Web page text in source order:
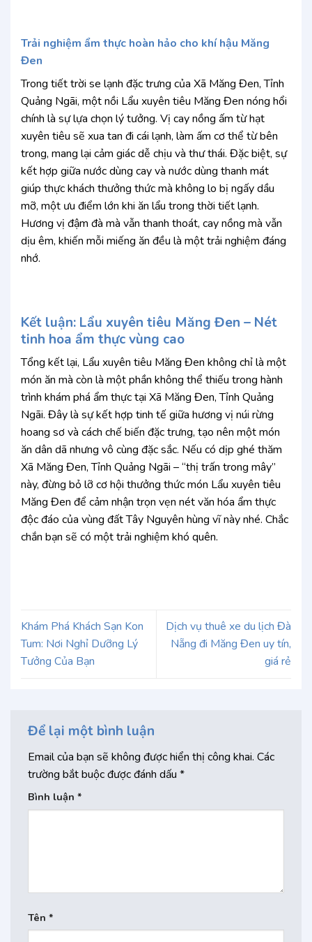
Trải nghiệm ẩm thực hoàn hảo cho khí hậu Măng
Đen
Trong tiết trời se lạnh đặc trưng của Xã Măng Đen, Tỉnh
Quảng Ngãi, một nồi Lẩu xuyên tiêu Măng Đen nóng hổi
chính là sự lựa chọn lý tưởng. Vị cay nồng ấm từ hạt
xuyên tiêu sẽ xua tan đi cái lạnh, làm ấm cơ thể từ bên
trong, mang lại cảm giác dễ chịu và thư thái. Đặc biệt, sự
kết hợp giữa nước dùng cay và nước dùng thanh mát
giúp thực khách thưởng thức mà không lo bị ngấy dầu
mỡ, một ưu điểm lớn khi ăn lẩu trong thời tiết lạnh.
Hương vị đậm đà mà vẫn thanh thoát, cay nồng mà vẫn
dịu êm, khiến mỗi miếng ăn đều là một trải nghiệm đáng
nhớ.
Kết luận: Lẩu xuyên tiêu Măng Đen – Nét
tinh hoa ẩm thực vùng cao
Tổng kết lại, Lẩu xuyên tiêu Măng Đen không chỉ là một
món ăn mà còn là một phần không thể thiếu trong hành
trình khám phá ẩm thực tại Xã Măng Đen, Tỉnh Quảng
Ngãi. Đây là sự kết hợp tinh tế giữa hương vị núi rừng
hoang sơ và cách chế biến đặc trưng, tạo nên một món
ăn dân dã nhưng vô cùng đặc sắc. Nếu có dịp ghé thăm
Xã Măng Đen, Tỉnh Quảng Ngãi – “thị trấn trong mây”
này, đừng bỏ lỡ cơ hội thưởng thức món Lẩu xuyên tiêu
Măng Đen để cảm nhận trọn vẹn nét văn hóa ẩm thực
độc đáo của vùng đất Tây Nguyên hùng vĩ này nhé. Chắc
chắn bạn sẽ có một trải nghiệm khó quên.
Khám Phá Khách Sạn Kon
Tum: Nơi Nghỉ Dưỡng Lý
Tưởng Của Bạn
Dịch vụ thuê xe du lịch Đà
Nẵng đi Măng Đen uy tín,
giá rẻ
Để lại một bình luận
Email của bạn sẽ không được hiển thị công khai. Các
trường bắt buộc được đánh dấu *
Bình luận *
Tên *